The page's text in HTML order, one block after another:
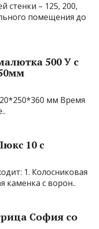
стенки – 125, 200,
помещения до
500 У с
мм Время
10 с
1. Колосниковая
каменка с ворон..
София со